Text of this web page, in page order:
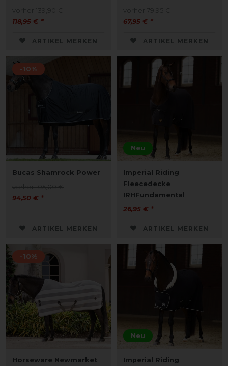
118,95 € *
ARTIKEL MERKEN
67,95 € *
ARTIKEL MERKEN
-10%
Bucas Shamrock Power
94,50 € *
ARTIKEL MERKEN
Neu
Imperial Riding
Fleecedecke
IRHFundamental
26,95 € *
ARTIKEL MERKEN
-10%
Horseware Newmarket
Neu
Imperial Riding